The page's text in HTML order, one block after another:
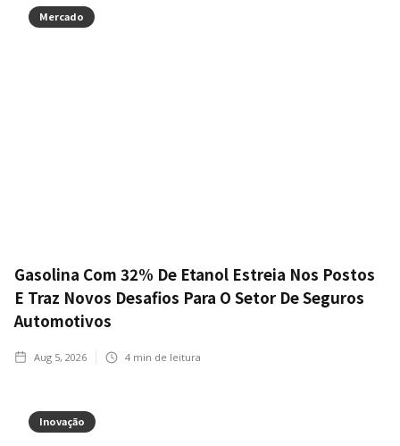
Mercado
Gasolina Com 32% De Etanol Estreia Nos Postos
E Traz Novos Desafios Para O Setor De Seguros
Automotivos
Aug 5, 2026 4 min de leitura
Inovação